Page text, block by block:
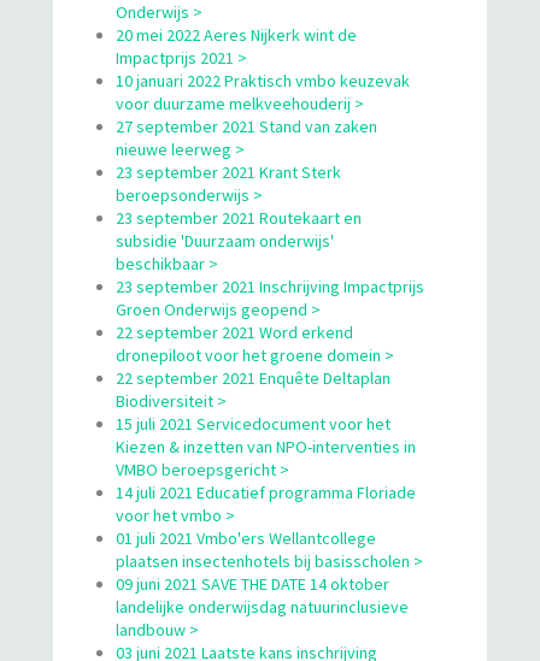
Onderwijs >
20 mei 2022 Aeres Nijkerk wint de
Impactprijs 2021 >
10 januari 2022 Praktisch vmbo keuzevak
voor duurzame melkveehouderij >
27 september 2021 Stand van zaken
nieuwe leerweg >
23 september 2021 Krant Sterk
beroepsonderwijs >
23 september 2021 Routekaart en
subsidie 'Duurzaam onderwijs'
beschikbaar >
23 september 2021 Inschrijving Impactprijs
Groen Onderwijs geopend >
22 september 2021 Word erkend
dronepiloot voor het groene domein >
22 september 2021 Enquête Deltaplan
Biodiversiteit >
15 juli 2021 Servicedocument voor het
Kiezen & inzetten van NPO-interventies in
VMBO beroepsgericht >
14 juli 2021 Educatief programma Floriade
voor het vmbo >
01 juli 2021 Vmbo'ers Wellantcollege
plaatsen insectenhotels bij basisscholen >
09 juni 2021 SAVE THE DATE 14 oktober
landelijke onderwijsdag natuurinclusieve
landbouw >
03 juni 2021 Laatste kans inschrijving